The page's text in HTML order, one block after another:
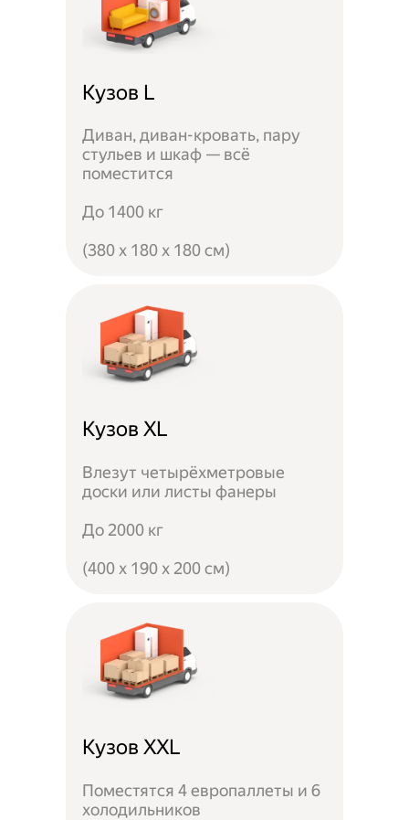
Кузов L
Диван, диван-кровать, пару
стульев и шкаф — всё
поместится
До 1400 кг
(380 x 180 x 180 см)
Кузов XL
Влезут четырёхметровые
доски или листы фанеры
До 2000 кг
(400 x 190 x 200 см)
Кузов XXL
Поместятся 4 европаллеты и 6
холодильников